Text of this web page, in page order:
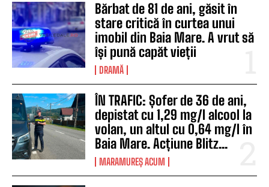
Bărbat de 81 de ani, găsit în
stare critică în curtea unui
imobil din Baia Mare. A vrut să
își pună capăt vieții
DRAMĂ
ÎN TRAFIC: Șofer de 36 de ani,
depistat cu 1,29 mg/l alcool la
volan, un altul cu 0,64 mg/l în
Baia Mare. Acțiune Blitz...
MARAMUREȘ ACUM